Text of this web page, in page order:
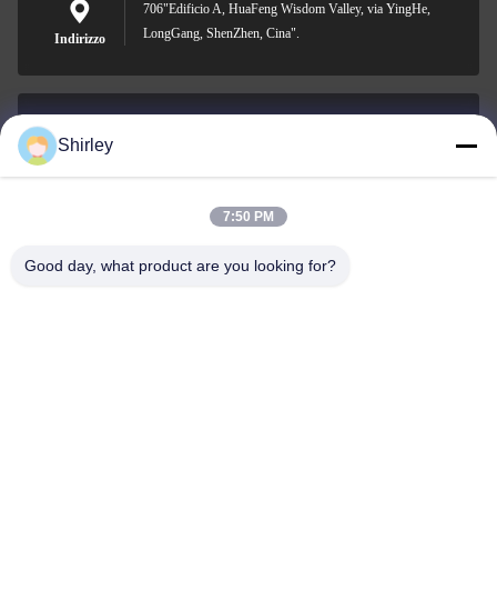
Indirizzo
706"Edificio A, HuaFeng Wisdom Valley, via YingHe,
LongGang, ShenZhen, Cina".
0086-18148506772
Shirley
7:50 PM
Good day, what product are you looking for?